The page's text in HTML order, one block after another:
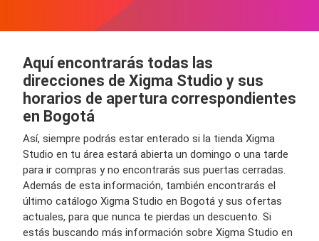
Aquí encontrarás todas las
direcciones de Xigma Studio y sus
horarios de apertura correspondientes
en Bogotá
Así, siempre podrás estar enterado si la tienda Xigma
Studio en tu área estará abierta un domingo o una tarde
para ir compras y no encontrarás sus puertas cerradas.
Además de esta información, también encontrarás el
último catálogo Xigma Studio en Bogotá y sus ofertas
actuales, para que nunca te pierdas un descuento. Si
estás buscando más información sobre Xigma Studio en